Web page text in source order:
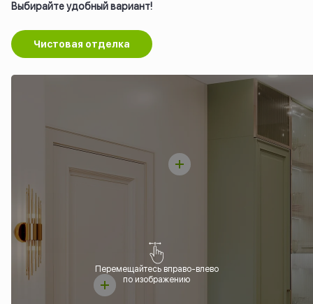
Выбирайте удобный вариант!
Чистовая отделка
Перемещайтесь вправо-влево
по изображению